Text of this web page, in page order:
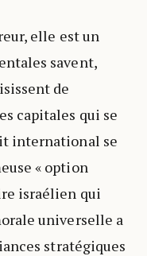
elle est un
savent,
de
capitales qui se
international se
« option
israélien qui
universelle a
stratégiques